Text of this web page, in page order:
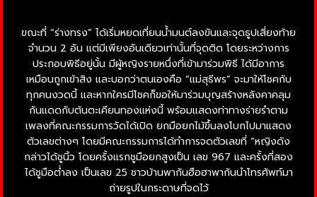
ขณะที่ “ร่างทรง” ได้เริ่มหยดเที่ยนน้ำมนต์ลงขันและจุดธูปเสี่ยงท้าย
จำนวน 2 อัน แต่มีเพียงอันเดียวเท่านั้นที่จุดติด โดยระหว่างการ
ประกอบพิธีอยู่นั้น มีผู้หญิงรายหนึ่งที่เข้ามาร่วมพิธี ได้มีอาการ
เหมือนถูกเข้าสิง และบอกว่าตนเองคือ “แม่สุธีพร” จะมาให้โชคกับ
ทุกคนงวดนี้ และหากใครมีโชคก็ขอให้มาร่วมบุญสร้างหลังคาคลุม
กันแดดกับต้นตะเคียนทองแห่งนี้ พร้อมแสดงท่าทางร่ายรำตาม
เพลงที่คณะกรรมการวัดได้เปิด ยกมือยกไม้ขึ้นลงโบกไปมาแสดง
ตัวเลขต่างๆ โดยมีคณะกรรมการได้ทำการจดตัวเลขที่ “หญิงดัง
กล่าวได้ชูนิ้ว โดยครั้งแรกชูมือยกสูงเป็น เลข 967 และครั้งที่สอง
ได้ชูมือต่ำลง เป็นเลข 25 ชาวบ้านพากันฮือฮาพากันนำโทรศัพท์มา
ถ่ายรูปในกระดาษที่จดไว้